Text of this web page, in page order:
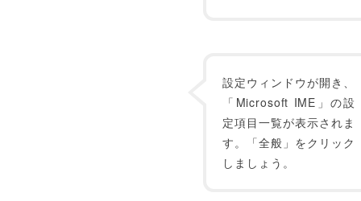
設定ウィンドウが開き、
「Microsoft IME」の設
定項目一覧が表示されま
す。「全般」をクリック
しましょう。